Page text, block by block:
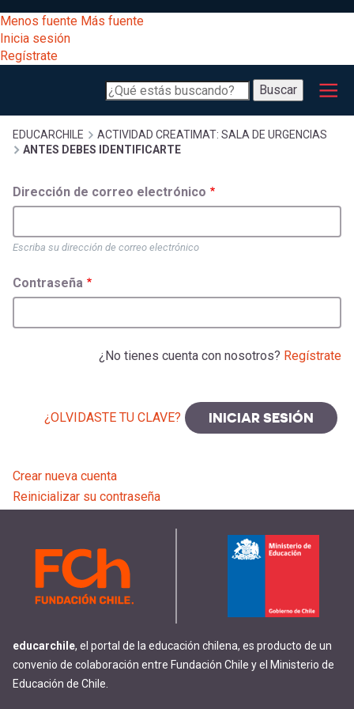
al
contenido
principal
[Educarchile
Escritorio]
Menú
entrar
a
mi
cuenta
Menos fuente Más fuente
Inicia sesión
Regístrate
Buscar
Buscar
Menú
principal
Desarrollo
Expand
Gestión
Expand
Comunidad
Exploración
[Educarchile
Mobile]
Menú
entrar
mi
cuenta
Inicia
Sobrescribir
enlaces
de
ayuda
a
navegación
EDUCARCHILE
ACTIVIDAD CREATIMAT: SALA DE URGENCIAS
ANTES DEBES IDENTIFICARTE
Dirección de correo electrónico
Escriba su dirección de correo electrónico
Contraseña
¿No tienes cuenta con nosotros? Regístrate
¿OLVIDASTE TU CLAVE?
Crear nueva cuenta
Reinicializar su contraseña
educarchile, el portal de la educación chilena, es producto de un
convenio de colaboración entre Fundación Chile y el Ministerio de
Educación de Chile.
Inicia sesión.